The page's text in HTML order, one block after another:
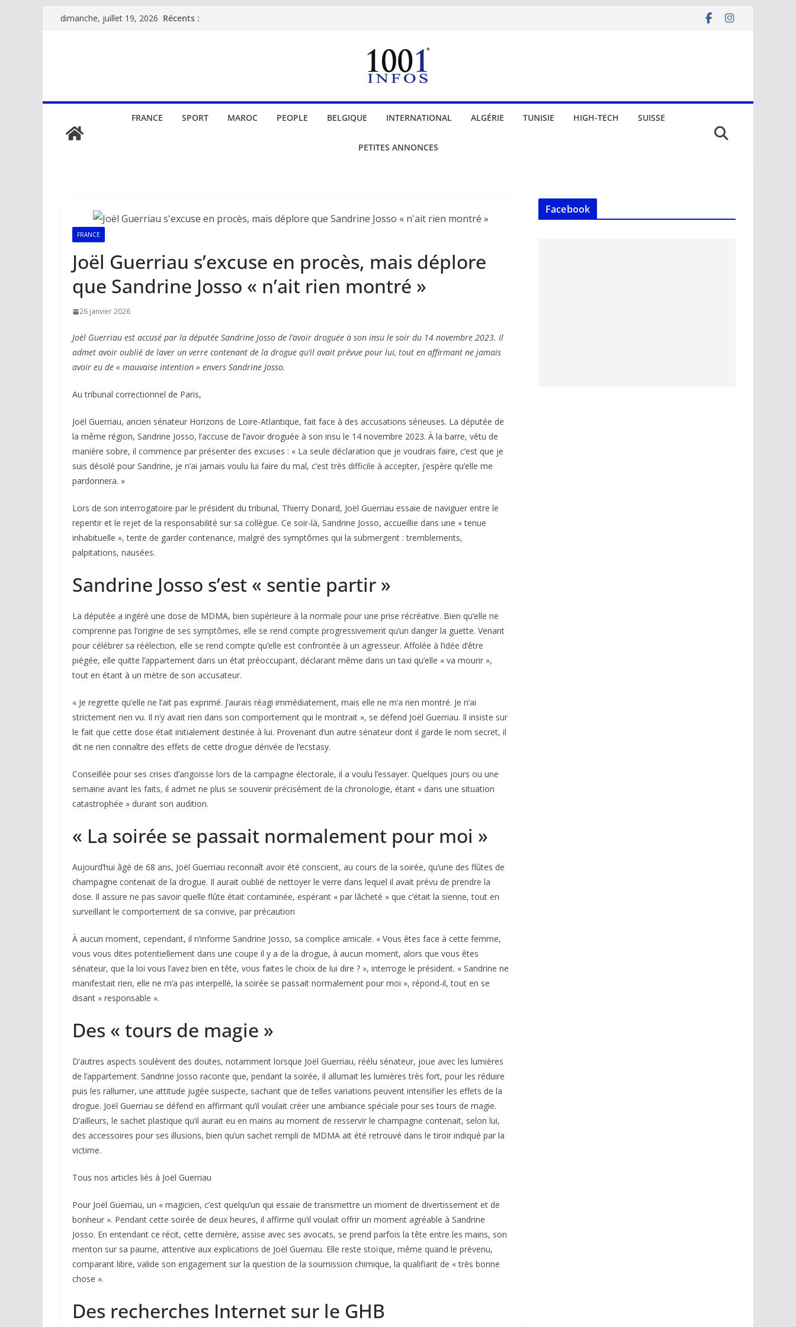
Passerdimanche, juillet 19, 2026 Récents :
FRANCE SPORT MAROC PEOPLE BELGIQUE INTERNATIONAL ALGÉRIE TUNISIE HIGH-TECH SUISSE
PETITES ANNONCES
FRANCE
Joël Guerriau s’excuse en procès, mais déplore
que Sandrine Josso « n’ait rien montré »
26 janvier 2026
Joël Guerriau est accusé par la députée Sandrine Josso de l’avoir droguée à son insu le soir du 14 novembre 2023. Il
admet avoir oublié de laver un verre contenant de la drogue qu’il avait prévue pour lui, tout en affirmant ne jamais
avoir eu de « mauvaise intention » envers Sandrine Josso.
Au tribunal correctionnel de Paris,
Joël Guerriau, ancien sénateur Horizons de Loire-Atlantique, fait face à des accusations sérieuses. La députée de
la même région, Sandrine Josso, l’accuse de l’avoir droguée à son insu le 14 novembre 2023. À la barre, vêtu de
manière sobre, il commence par présenter des excuses : « La seule déclaration que je voudrais faire, c’est que je
suis désolé pour Sandrine, je n’ai jamais voulu lui faire du mal, c’est très difficile à accepter, j’espère qu’elle me
pardonnera. »
Lors de son interrogatoire par le président du tribunal, Thierry Donard, Joël Guerriau essaie de naviguer entre le
repentir et le rejet de la responsabilité sur sa collègue. Ce soir-là, Sandrine Josso, accueillie dans une « tenue
inhabituelle », tente de garder contenance, malgré des symptômes qui la submergent : tremblements,
palpitations, nausées.
Sandrine Josso s’est « sentie partir »
La députée a ingéré une dose de MDMA, bien supérieure à la normale pour une prise récréative. Bien qu’elle ne
comprenne pas l’origine de ses symptômes, elle se rend compte progressivement qu’un danger la guette. Venant
pour célébrer sa réélection, elle se rend compte qu’elle est confrontée à un agresseur. Affolée à l’idée d’être
piégée, elle quitte l’appartement dans un état préoccupant, déclarant même dans un taxi qu’elle « va mourir »,
tout en étant à un mètre de son accusateur.
« Je regrette qu’elle ne l’ait pas exprimé. J’aurais réagi immédiatement, mais elle ne m’a rien montré. Je n’ai
strictement rien vu. Il n’y avait rien dans son comportement qui le montrait », se défend Joël Guerriau. Il insiste sur
le fait que cette dose était initialement destinée à lui. Provenant d’un autre sénateur dont il garde le nom secret, il
dit ne rien connaître des effets de cette drogue dérivée de l’ecstasy.
Conseillée pour ses crises d’angoisse lors de la campagne électorale, il a voulu l’essayer. Quelques jours ou une
semaine avant les faits, il admet ne plus se souvenir précisément de la chronologie, étant « dans une situation
catastrophée » durant son audition.
« La soirée se passait normalement pour moi »
Aujourd’hui âgé de 68 ans, Joël Guerriau reconnaît avoir été conscient, au cours de la soirée, qu’une des flûtes de
champagne contenait de la drogue. Il aurait oublié de nettoyer le verre dans lequel il avait prévu de prendre la
dose. Il assure ne pas savoir quelle flûte était contaminée, espérant « par lâcheté » que c’était la sienne, tout en
surveillant le comportement de sa convive, par précaution
À aucun moment, cependant, il n’informe Sandrine Josso, sa complice amicale. « Vous êtes face à cette femme,
vous vous dites potentiellement dans une coupe il y a de la drogue, à aucun moment, alors que vous êtes
sénateur, que la loi vous l’avez bien en tête, vous faites le choix de lui dire ? », interroge le président. « Sandrine ne
manifestait rien, elle ne m’a pas interpellé, la soirée se passait normalement pour moi », répond-il, tout en se
disant « responsable ».
Des « tours de magie »
D’autres aspects soulèvent des doutes, notamment lorsque Joël Guerriau, réélu sénateur, joue avec les lumières
de l’appartement. Sandrine Josso raconte que, pendant la soirée, il allumait les lumières très fort, pour les réduire
puis les rallumer, une attitude jugée suspecte, sachant que de telles variations peuvent intensifier les effets de la
drogue. Joël Guerriau se défend en affirmant qu’il voulait créer une ambiance spéciale pour ses tours de magie.
D’ailleurs, le sachet plastique qu’il aurait eu en mains au moment de resservir le champagne contenait, selon lui,
des accessoires pour ses illusions, bien qu’un sachet rempli de MDMA ait été retrouvé dans le tiroir indiqué par la
victime.
Tous nos articles liés à Joël Guerriau
Pour Joël Guerriau, un « magicien, c’est quelqu’un qui essaie de transmettre un moment de divertissement et de
bonheur ». Pendant cette soirée de deux heures, il affirme qu’il voulait offrir un moment agréable à Sandrine
Josso. En entendant ce récit, cette dernière, assise avec ses avocats, se prend parfois la tête entre les mains, son
menton sur sa paume, attentive aux explications de Joël Guerriau. Elle reste stoïque, même quand le prévenu,
comparant libre, valide son engagement sur la question de la soumission chimique, la qualifiant de « très bonne
chose ».
Des recherches Internet sur le GHB
Facebook